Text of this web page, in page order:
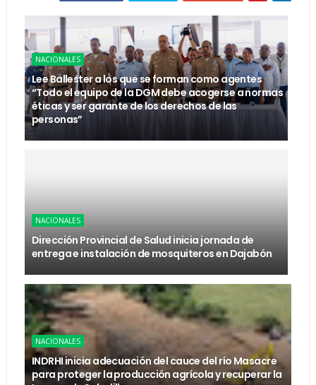
NACIONALES
Lee Ballester a los que se forman como agentes
“Todo el equipo de la DGM debe acogerse a normas
éticas y ser garante de los derechos de las
personas”
NACIONALES
Dirección Provincial de Salud inicia jornada de
entrega e instalación de mosquiteros en Dajabón
NACIONALES
INDRHI inicia adecuación del cauce del río Masacre
para proteger la producción agrícola y recuperar la